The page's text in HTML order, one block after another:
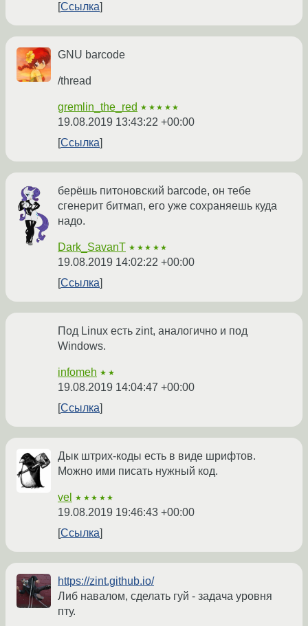
Ссылка
GNU barcode
/thread
gremlin_the_red ★★★★★
19.08.2019 13:43:22 +00:00
Ссылка
берёшь питоновский barcode, он тебе
сгенерит битмап, его уже сохраняешь куда
надо.
Dark_SavanT ★★★★★
19.08.2019 14:02:22 +00:00
Ссылка
Под Linux есть zint, аналогично и под
Windows.
infomeh ★★
19.08.2019 14:04:47 +00:00
Ссылка
Дык штрих-коды есть в виде шрифтов.
Можно ими писать нужный код.
vel ★★★★★
19.08.2019 19:46:43 +00:00
Ссылка
https://zint.github.io/
Либ навалом, сделать гуй - задача уровня
пту.